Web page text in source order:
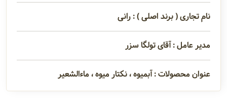
نام تجاری ( برند اصلی ) : رانی
مدیر عامل : آقای تولگا سزر
عنوان محصولات : آبمیوه ، نکتار میوه ، ماءالشعیر